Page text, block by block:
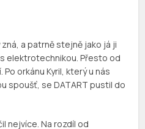
a patrně stejně jako já ji
elektrotechnikou. Přesto od
orkánu Kyril, který u nás
spoušť, se DATART pustil do
nejvíce. Na rozdíl od